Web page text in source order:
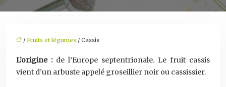
/ Fruits et légumes / Cassis
L’origine : de l’Europe septentrionale. Le fruit cassis
vient d’un arbuste appelé groseillier noir ou cassissier.